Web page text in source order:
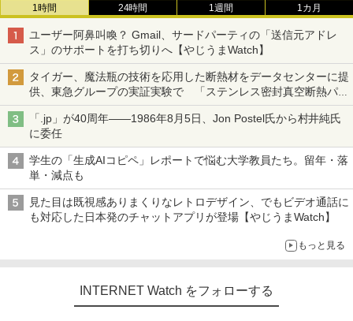
1時間 24時間 1週間 1カ月
ユーザー阿鼻叫喚？ Gmail、サードパーティの「送信元アドレ
ス」のサポートを打ち切りへ【やじうまWatch】
タイガー、魔法瓶の技術を応用した断熱材をデータセンターに提
供、東急グループの実証実験で 「ステンレス密封真空断熱パネ
ル TIVIP」
「.jp」が40周年――1986年8月5日、Jon Postel氏から村井純氏
に委任
学生の「生成AIコピペ」レポートで悩む大学教員たち。留年・落
単・減点も
見た目は既視感ありまくりなレトロデザイン、でもビデオ通話に
も対応した日本発のチャットアプリが登場【やじうまWatch】
もっと見る
INTERNET Watch をフォローする